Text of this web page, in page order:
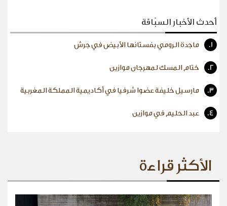
أحدث الأخبار السبّاقة
1. ماجدة الرومي بفستانها الأبيض في جرش
2. ختام المسك لمهرجان موازين
3. مارسيل خليفة عضوا شرفيا في أكاديمية المملكة المغربية
4. عبد الحليم في موازين
الأكثر قراءة